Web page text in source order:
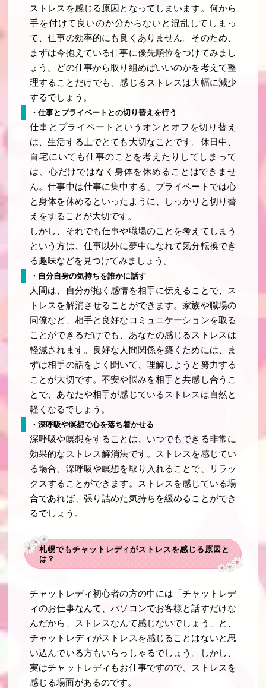
ストレスを感じる原因となってしまいます。何から
手を付けて良いのか分からないと混乱してしまっ
て、仕事の効率的にも良くありません。そのため、
まずは今抱えている仕事に優先順位をつけてみまし
ょう。どの仕事から取り組めばいいのかを考えて整
理することだけでも、感じるストレスは大幅に減少
するでしょう。
・仕事とプライベートとの切り替えを行う
仕事とプライベートというオンとオフを切り替え
は、生活する上でとても大切なことです。休日中、
自宅にいても仕事のことを考えたりしてしまって
は、心だけではなく身体を休めることはできませ
ん。仕事中は仕事に集中する、プライベートでは心
と身体を休めるといったように、しっかりと切り替
えをすることが大切です。
しかし、それでも仕事や職場のことを考えてしまう
という方は、仕事以外に夢中になれて気分転換でき
る趣味などを見つけてみましょう。
・自分自身の気持ちを誰かに話す
人間は、自分が抱く感情を相手に伝えることで、ス
トレスを解消させることができます。家族や職場の
同僚など、相手と良好なコミュニケーションを取る
ことができるだけでも、あなたの感じるストレスは
軽減されます。良好な人間関係を築くためには、ま
ずは相手の話をよく聞いて、理解しようと努力する
ことが大切です。不安や悩みを相手と共感し合うこ
とで、あなたや相手が感じているストレスは自然と
軽くなるでしょう。
・深呼吸や瞑想で心を落ち着かせる
深呼吸や瞑想をすることは、いつでもできる非常に
効果的なストレス解消法です。ストレスを感じてい
る場合、深呼吸や瞑想を取り入れることで、リラッ
クスすることができます。ストレスを感じている場
合であれば、張り詰めた気持ちを緩めることができ
るでしょう。
札幌でもチャットレディがストレスを感じる原因と
は？
チャットレディ初心者の方の中には「チャットレデ
ィのお仕事なんて、パソコンでお客様と話すだけな
んだから、ストレスなんて感じないでしょう」と、
チャットレディがストレスを感じることはないと思
い込んでいる方もいらっしゃるでしょう。しかし、
実はチャットレディもお仕事ですので、ストレスを
感じる場面があるのです。